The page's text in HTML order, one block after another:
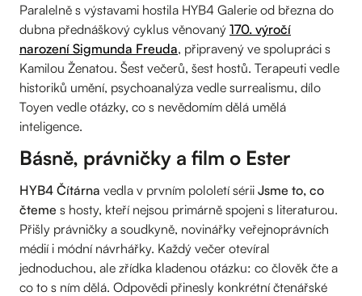
Paralelně s výstavami hostila HYB4 Galerie od března do
dubna přednáškový cyklus věnovaný 170. výročí
narození Sigmunda Freuda, připravený ve spolupráci s
Kamilou Ženatou. Šest večerů, šest hostů. Terapeuti vedle
historiků umění, psychoanalýza vedle surrealismu, dílo
Toyen vedle otázky, co s nevědomím dělá umělá
inteligence.
Básně, právničky a film o Ester
HYB4 Čítárna vedla v prvním pololetí sérii Jsme to, co
čteme s hosty, kteří nejsou primárně spojeni s literaturou.
Přišly právničky a soudkyně, novinářky veřejnoprávních
médií i módní návrhářky. Každý večer otevíral
jednoduchou, ale zřídka kladenou otázku: co člověk čte a
co to s ním dělá. Odpovědi přinesly konkrétní čtenářské